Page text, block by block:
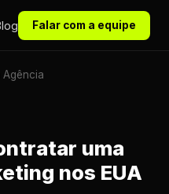
Falar com a equipe
Agência
uma
nos EUA